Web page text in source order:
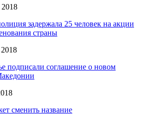
задержала 25 человек на акции
страны
подписали соглашение о новом
сменить название